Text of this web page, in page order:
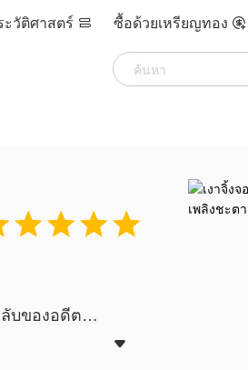
ะวัติศาสตร์  ซื้อด้วยเหรียญทอง 

บของอดีต
